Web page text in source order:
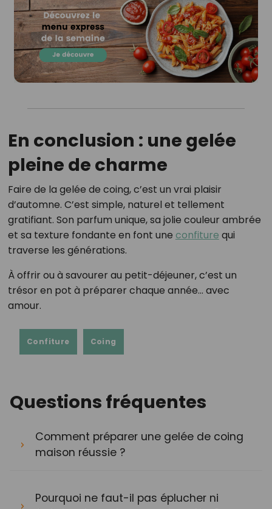
En conclusion : une gelée
pleine de charme
Faire de la gelée de coing, c’est un vrai plaisir
d’automne. C’est simple, naturel et tellement
gratifiant. Son parfum unique, sa jolie couleur ambrée
et sa texture fondante en font une confiture qui
traverse les générations.
À offrir ou à savourer au petit-déjeuner, c’est un
trésor en pot à préparer chaque année… avec
amour.
Confiture Coing
Questions fréquentes
Comment préparer une gelée de coing
maison réussie ?
Pourquoi ne faut-il pas éplucher ni